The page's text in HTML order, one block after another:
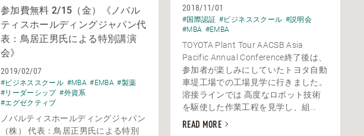
参加費無料 2/15（金）《ノバル
ティスホールディングジャパン代
表：鳥居正男氏による特別講演
会》
2019/02/07
#ビジネススクール #MBA #EMBA #製薬
#リーダーシップ #外資系
#エグゼクティブ
ノバルティスホールディングジャパン
（株） 代表：鳥居正男氏による特別
2018/11/01
#国際認証 #ビジネススクール #説明会
#MBA #EMBA
TOYOTA Plant Tour AACSB Asia
Pacific Annual Conference終了後は、
参加者が楽しみにしていたトヨタ自動
車堤工場での工場見学に行きました。
溶接ラインでは 高度なロボット技術
を駆使した作業工程を見学し、組...
READ MORE